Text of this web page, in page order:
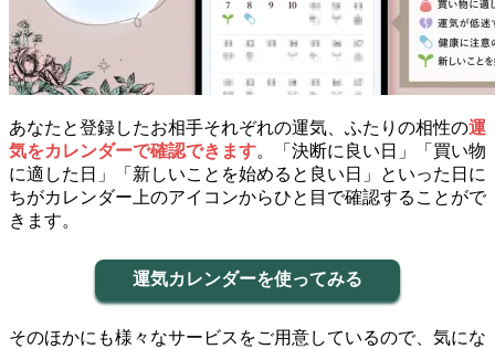
あなたと登録したお相手それぞれの運気、ふたりの相性の運
気をカレンダーで確認できます。「決断に良い日」「買い物
に適した日」「新しいことを始めると良い日」といった日に
ちがカレンダー上のアイコンからひと目で確認することがで
きます。
運気カレンダーを使ってみる
そのほかにも様々なサービスをご用意しているので、気にな